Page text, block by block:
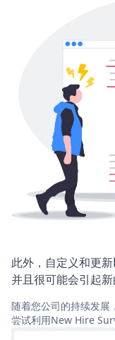
此外，自定义和更
并且很可能会引起新
随着您公司的持续发展
尝试利用New Hire